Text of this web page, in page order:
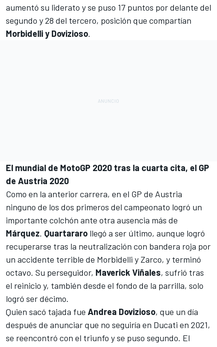
aumentó su liderato y se puso 17 puntos por delante del
segundo y 28 del tercero, posición que compartían
Morbidelli y Dovizioso.
El mundial de MotoGP 2020 tras la cuarta cita, el GP
de Austria 2020
Como en la anterior carrera, en el GP de Austria
ninguno de los dos primeros del campeonato logró un
importante colchón ante otra ausencia más de
Márquez. Quartararo llegó a ser último, aunque logró
recuperarse tras la neutralización con bandera roja por
un accidente terrible de Morbidelli y Zarco, y terminó
octavo. Su perseguidor, Maverick Viñales, sufrió tras
el reinicio y, también desde el fondo de la parrilla, solo
logró ser décimo.
Quien sacó tajada fue Andrea Dovizioso, que un día
después de anunciar que no seguiría en Ducati en 2021,
se reencontró con el triunfo y se puso segundo. El